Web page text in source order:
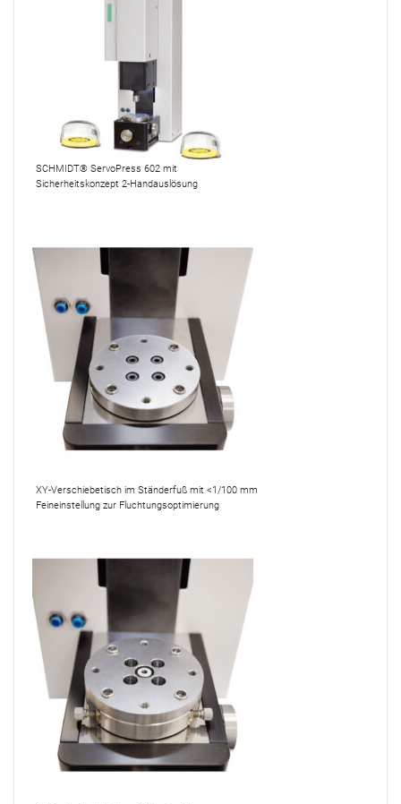
SCHMIDT® ServoPress 602 mit
Sicherheitskonzept 2-Handauslösung
XY-Verschiebetisch im Ständerfuß mit <1/100 mm
Feineinstellung zur Fluchtungsoptimierung